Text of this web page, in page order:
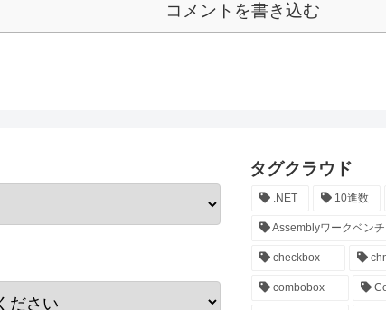
コメントを書き込む
タグクラウド
.NET 10進数
Assemblyワークベンチ
checkbox
combobox